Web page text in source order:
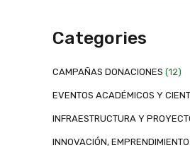
Categories
CAMPAÑAS DONACIONES (12)
EVENTOS ACADÉMICOS Y
INFRAESTRUCTURA Y
INNOVACIÓN,